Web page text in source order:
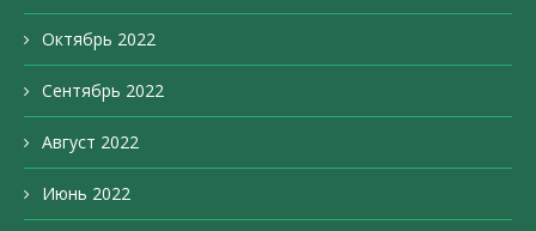
Октябрь 2022
Сентябрь 2022
Август 2022
Июнь 2022